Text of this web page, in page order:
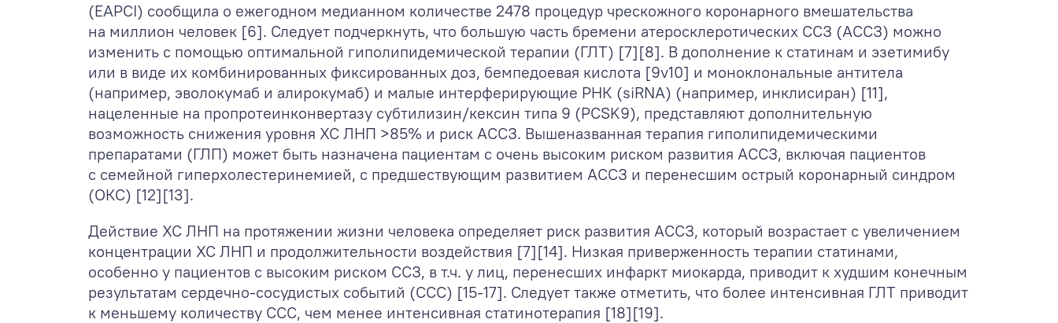
(EAPCI) сообщила о ежегодном медианном количестве 2478 процедур чрескожного коронарного вмешательства
на миллион человек [6]. Следует подчеркнуть, что большую часть бремени атеросклеротических ССЗ (АССЗ) можно
изменить с помощью оптимальной гиполипидемической терапии (ГЛТ) [7][8]. В дополнение к статинам и эзетимибу
или в виде их комбинированных фиксированных доз, бемпедоевая кислота [9v10] и моноклональные антитела
(например, эволокумаб и алирокумаб) и малые интерферирующие РНК (siRNA) (например, инклисиран) [11],
нацеленные на пропротеинконвертазу субтилизин/кексин типа 9 (PCSK9), представляют дополнительную
возможность снижения уровня ХС ЛНП >85% и риск АССЗ. Вышеназванная терапия гиполипидемическими
препаратами (ГЛП) может быть назначена пациентам с очень высоким риском развития АССЗ, включая пациентов
с семейной гиперхолестеринемией, с предшествующим развитием АССЗ и перенесшим острый коронарный синдром
(ОКС) [12][13].
Действие ХС ЛНП на протяжении жизни человека определяет риск развития АССЗ, который возрастает с увеличением
концентрации ХС ЛНП и продолжительности воздействия [7][14]. Низкая приверженность терапии статинами,
особенно у пациентов с высоким риском ССЗ, в т.ч. у лиц, перенесших инфаркт миокарда, приводит к худшим конечным
результатам сердечно-сосудистых событий (ССС) [15-17]. Следует также отметить, что более интенсивная ГЛТ приводит
к меньшему количеству ССС, чем менее интенсивная статинотерапия [18][19].